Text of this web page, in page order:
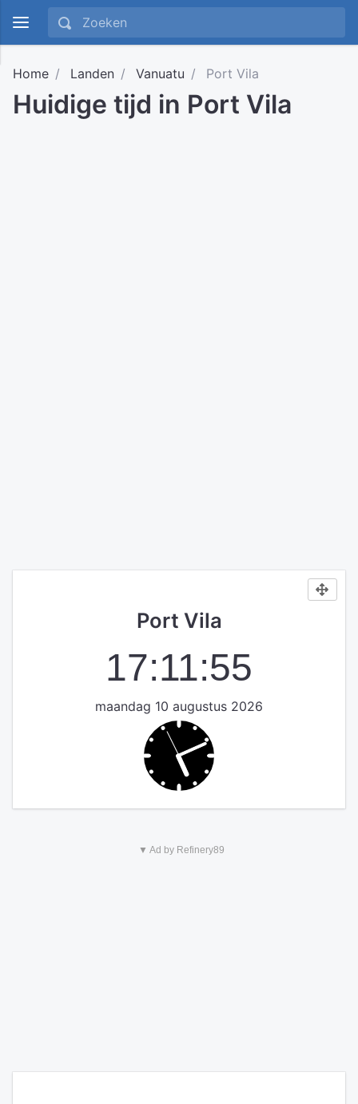
Home Landen Vanuatu Port Vila
Huidige tijd in Port Vila
Port Vila
17:11:55
maandag 10 augustus 2026
▼ Ad by Refinery89